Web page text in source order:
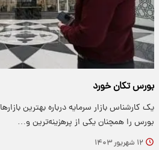
بورس تکان خورد
یک کارشناس بازار سرمایه درباره بهترین
بورس را همچنان یکی از پرهزینه‌ترین و…
۱۲ شهریور ۱۴۰۳